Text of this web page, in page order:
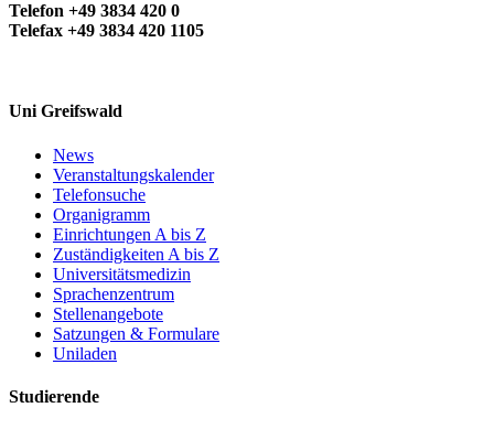
Telefon +49 3834 420 0
Telefax +49 3834 420 1105
Uni Greifswald
News
Veranstaltungskalender
Telefonsuche
Organigramm
Einrichtungen A bis Z
Zuständigkeiten A bis Z
Universitätsmedizin
Sprachenzentrum
Stellenangebote
Satzungen & Formulare
Uniladen
Studierende